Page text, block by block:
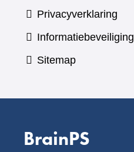
Privacyverklaring
Informatiebeveiliging
Sitemap
BrainPS